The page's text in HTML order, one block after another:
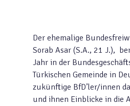
Der ehemalige
Sorab Asar (S.A., 21 J.),
Jahr in der
Türkischen Gemeinde in
zukünftige BfD’ler/innen
und ihnen Einblicke in die